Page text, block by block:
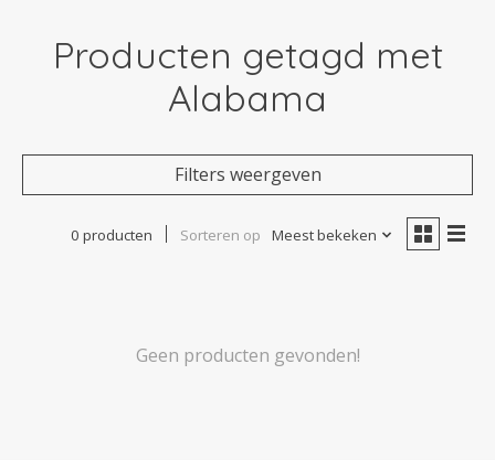
Producten getagd met
Alabama
Filters weergeven
0 producten Sorteren op Meest bekeken
Geen producten gevonden!